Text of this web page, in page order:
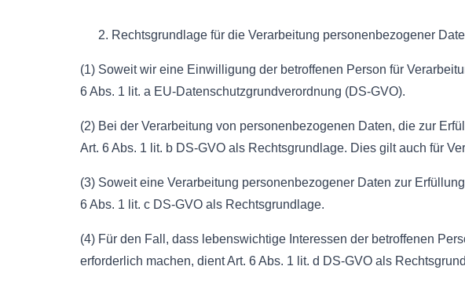
Rechtsgrundlage für die Verarbeitung personenbezogener
(1) Soweit wir eine Einwilligung der betroffenen Person für
6 Abs. 1 lit. a EU-Datenschutzgrundverordnung (DS-GVO).
(2) Bei der Verarbeitung von personenbezogenen Daten, die zur
Art. 6 Abs. 1 lit. b DS-GVO als Rechtsgrundlage. Dies gilt auch für
(3) Soweit eine Verarbeitung personenbezogener Daten zur
6 Abs. 1 lit. c DS-GVO als Rechtsgrundlage.
(4) Für den Fall, dass lebenswichtige Interessen der betroffenen
erforderlich machen, dient Art. 6 Abs. 1 lit. d DS-GVO als